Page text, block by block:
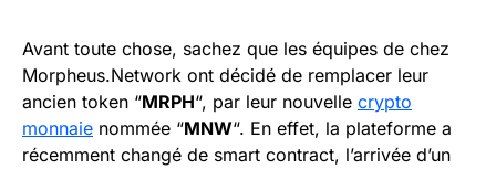
Avant toute chose, sachez que les équipes de chez
Morpheus.Network ont décidé de remplacer leur
ancien token “MRPH“, par leur nouvelle crypto
monnaie nommée “MNW“. En effet, la plateforme a
récemment changé de smart contract, l’arrivée d’un